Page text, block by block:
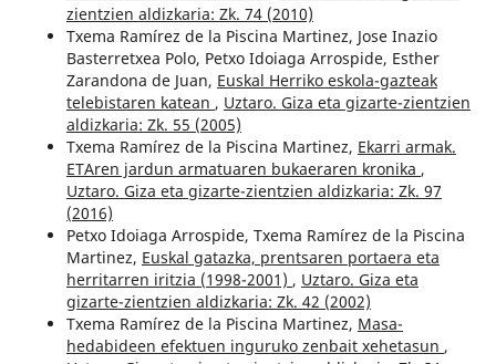
zientzien aldizkaria: Zk. 74 (2010)
Txema Ramírez de la Piscina Martinez, Jose Inazio
Basterretxea Polo, Petxo Idoiaga Arrospide, Esther
Zarandona de Juan, Euskal Herriko eskola-gazteak
telebistaren katean , Uztaro. Giza eta gizarte-zientzien
aldizkaria: Zk. 55 (2005)
Txema Ramírez de la Piscina Martinez, Ekarri armak.
ETAren jardun armatuaren bukaeraren kronika ,
Uztaro. Giza eta gizarte-zientzien aldizkaria: Zk. 97
(2016)
Petxo Idoiaga Arrospide, Txema Ramírez de la Piscina
Martinez, Euskal gatazka, prentsaren portaera eta
herritarren iritzia (1998-2001) , Uztaro. Giza eta
gizarte-zientzien aldizkaria: Zk. 42 (2002)
Txema Ramírez de la Piscina Martinez, Masa-
hedabideen efektuen inguruko zenbait xehetasun ,